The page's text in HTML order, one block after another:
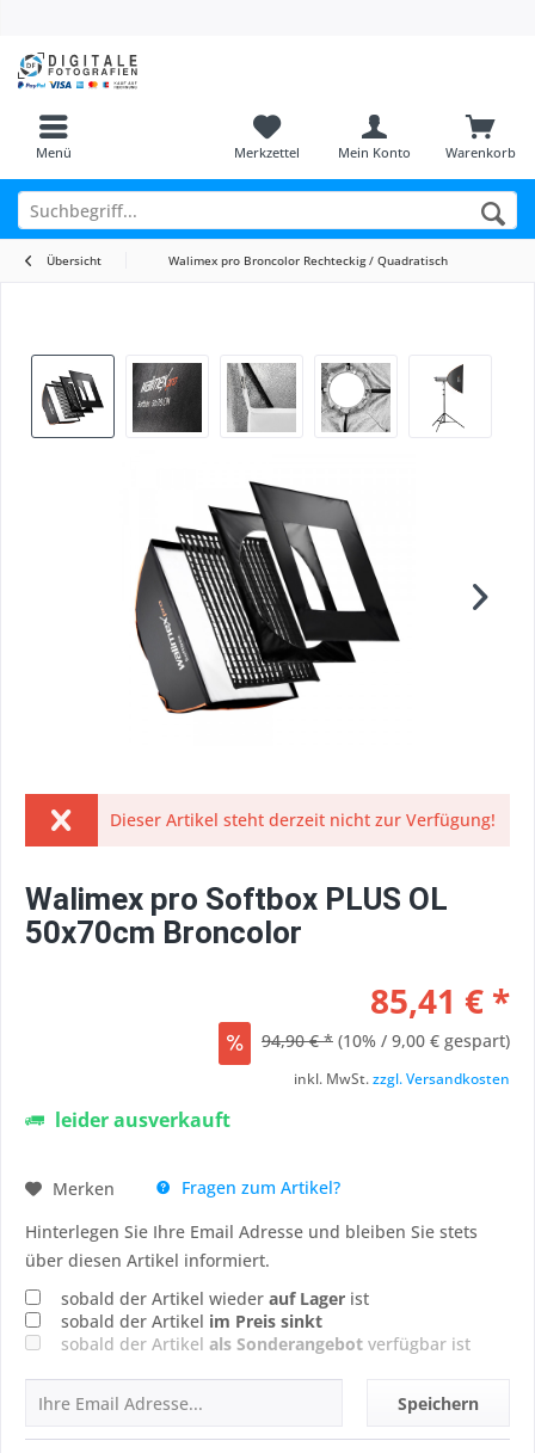
Menü Warenkorb
Merkzettel Mein Konto
Übersicht Walimex pro Broncolor Rechteckig / Quadratisch
Dieser Artikel steht derzeit nicht zur Verfügung!
Walimex pro Softbox PLUS OL
50x70cm Broncolor
85,41 € *
94,90 € * (10% / 9,00 € gespart)
inkl. MwSt.zzgl. Versandkosten
leider ausverkauft
Merken
Fragen zum Artikel?
Hinterlegen Sie Ihre Email Adresse und bleiben Sie stets
über diesen Artikel informiert.
sobald der Artikel wieder auf Lager ist
sobald der Artikel im Preis sinkt
sobald der Artikel als Sonderangebot verfügbar ist
Speichern